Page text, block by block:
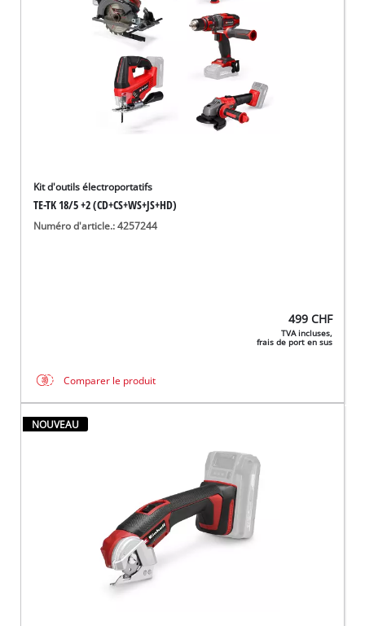
Kit d'outils électroportatifs
TE-TK 18/5 +2 (CD+CS+WS+JS+HD)
Numéro d'article.: 4257244
499 CHF
TVA incluses,
frais de port en sus
Comparer le produit
NOUVEAU